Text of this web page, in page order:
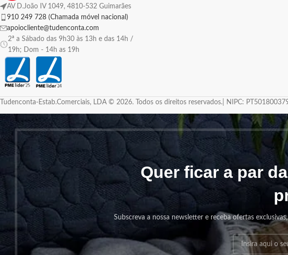
AV D.João IV 1049, 4810-532 Guimarães
910 249 728 (Chamada móvel nacional)
apoiocliente@tudenconta.com
2ª a Sábado das 9h30 às 13h e das 14h /
19h; Dom - 14h as 19h
Tudenconta-Estab.Comerciais, LDA © 2026. Todos os direitos reservados.| NIPC:
Quer ficar a par
Subscreva a nossa newsletter e receba ofertas